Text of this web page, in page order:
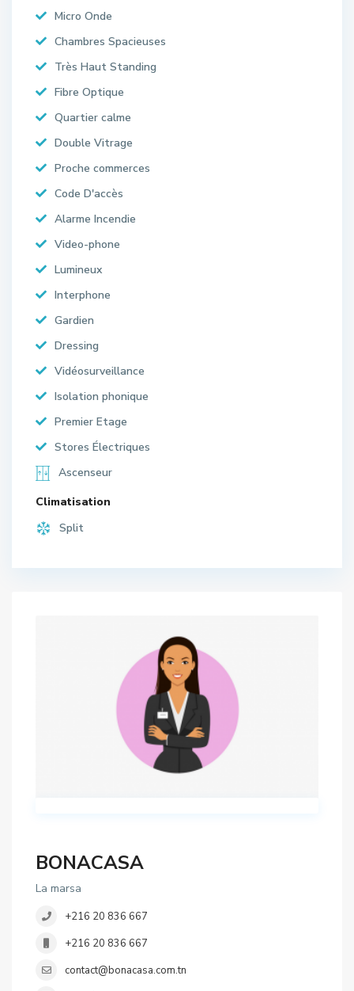
Micro Onde
Chambres Spacieuses
Très Haut Standing
Fibre Optique
Quartier calme
Double Vitrage
Proche commerces
Code D'accès
Alarme Incendie
Video-phone
Lumineux
Interphone
Gardien
Dressing
Vidéosurveillance
Isolation phonique
Premier Etage
Stores Électriques
Ascenseur
Climatisation
Split
BONACASA
La marsa
+216 20 836 667
+216 20 836 667
contact@bonacasa.com.tn